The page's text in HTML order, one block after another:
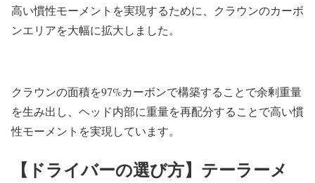
高い慣性モーメントを実現するために、クラウンのカーボ
ンエリアを大幅に拡大しました。
クラウンの面積を97%カーボンで構築することで余剰重量
を生み出し、ヘッド内部に重量を再配分することで高い慣
性モーメントを実現しています。
【ドライバーの選び方】テーラーメ